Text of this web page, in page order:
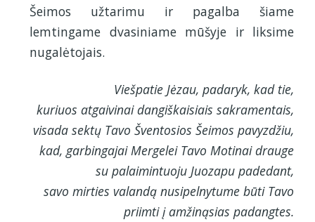
Šeimos užtarimu ir pagalba šiame
lemtingame dvasiniame mūšyje ir liksime
nugalėtojais.
Viešpatie Jėzau, padaryk, kad tie,
kuriuos atgaivinai dangiškaisiais sakramentais,
visada sektų Tavo Šventosios Šeimos pavyzdžiu,
kad, garbingajai Mergelei Tavo Motinai drauge
su palaimintuoju Juozapu padedant,
savo mirties valandą nusipelnytume būti Tavo
priimti į amžinąsias padangtes.